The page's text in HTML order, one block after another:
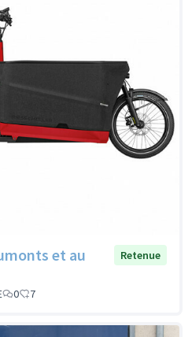
et au
Retenue
0 7